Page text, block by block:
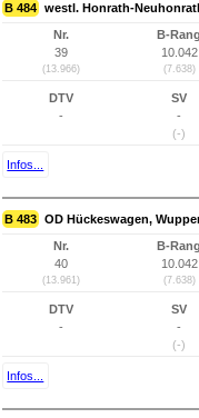
B 484 westl. Honrath-
Nr.
39
(13.966)
B-Rang
10.042
(7.638)
DTV
-
SV
-
(-)
Infos...
B 483 OD Hückeswagen,
Nr.
40
(13.961)
B-Rang
10.042
(7.638)
DTV
-
SV
-
(-)
Infos...